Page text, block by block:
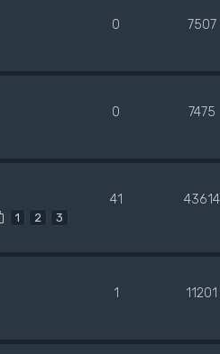
0 7507
0 7475
1 2 3
41 43614
1 11201